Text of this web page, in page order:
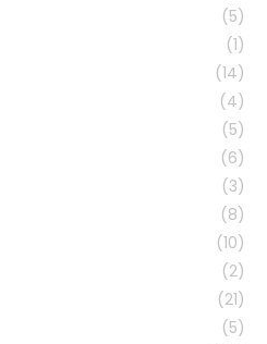
(5)
(1)
(14)
(4)
(5)
(6)
(3)
(8)
(10)
(2)
(21)
(5)